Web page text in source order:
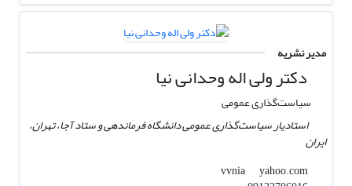
مدیر نشریه
دکتر ولی اله وحدانی نیا
سیاست‌گذاری عمومی
استادیار سیاست‌گذاری عمومی دانشگاه فرماندهی و ستاد آجا، تهران،
ایران
vvnia
yahoo.com